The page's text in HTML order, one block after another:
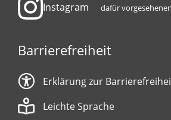
Instagram
dafür
Barrierefreiheit
Erklärung zur
Leichte Sprache